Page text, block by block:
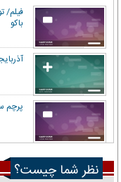
فیلم/
باکو
پرچم
نظر شما چیست؟